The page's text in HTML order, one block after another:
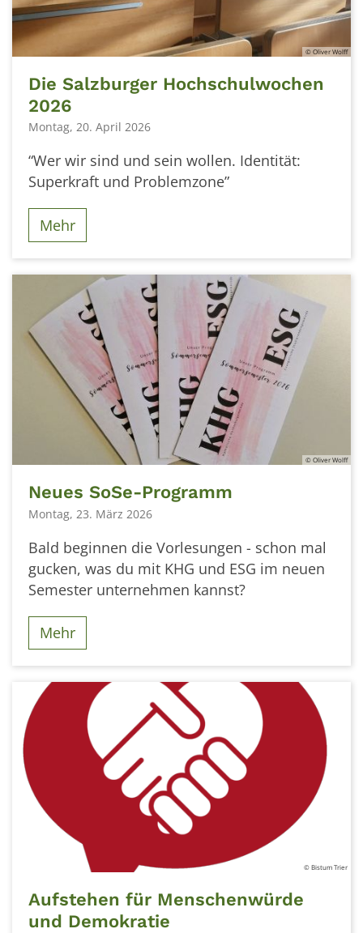
© Oliver Wolff
Die Salzburger Hochschulwochen
2026
Montag, 20. April 2026
“Wer wir sind und sein wollen. Identität:
Superkraft und Problemzone”
Mehr
© Oliver Wolff
Neues SoSe-Programm
Montag, 23. März 2026
Bald beginnen die Vorlesungen - schon mal
gucken, was du mit KHG und ESG im neuen
Semester unternehmen kannst?
Mehr
© Bistum Trier
Aufstehen für Menschenwürde
und Demokratie